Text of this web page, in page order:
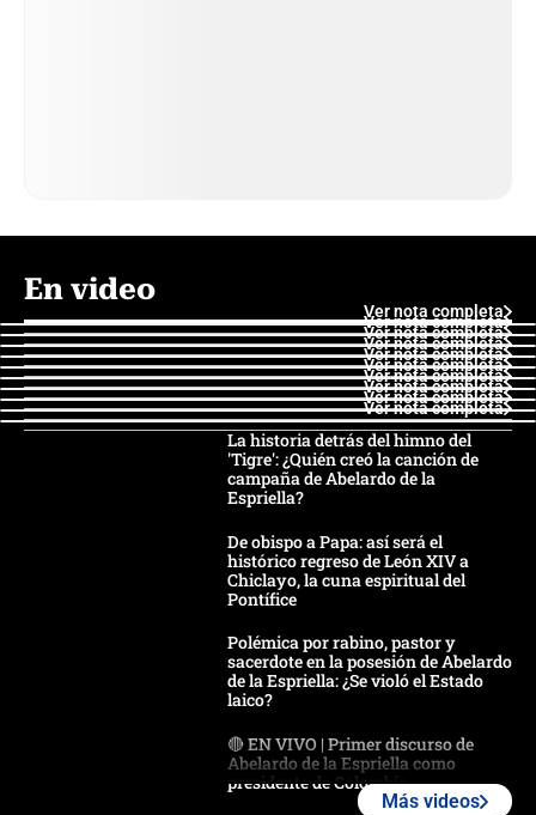
En video
Ver nota completa
Ver nota completa
Ver nota completa
Ver nota completa
Ver nota completa
Ver nota completa
Ver nota completa
Ver nota completa
Ver nota completa
Ver nota completa
La historia detrás del himno del
'Tigre': ¿Quién creó la canción de
campaña de Abelardo de la
Espriella?
De obispo a Papa: así será el
histórico regreso de León XIV a
Chiclayo, la cuna espiritual del
Pontífice
Polémica por rabino, pastor y
sacerdote en la posesión de Abelardo
de la Espriella: ¿Se violó el Estado
laico?
🔴 EN VIVO | Primer discurso de
Abelardo de la Espriella como
presidente de Colombia
Más videos